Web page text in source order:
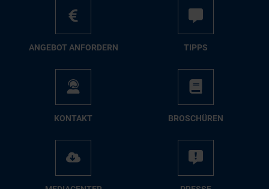
AN­GE­BOT AN­FOR­DERN TIPPS
KON­TAKT BRO­SCHÜ­REN